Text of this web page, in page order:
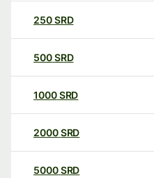
250SRD
500SRD
1000SRD
2000SRD
5000SRD